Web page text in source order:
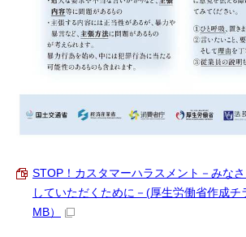
STOP！カスタマーハラスメント－みな
していただくために－(厚生労働省作成
MB）